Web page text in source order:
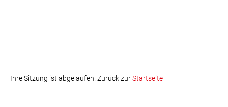
Ihre Sitzung ist abgelaufen. Zurück zurStartseite